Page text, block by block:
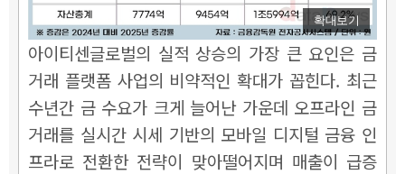
확대보기
아이티센글로벌의 실적 상승의 가장 큰 요인은 금
거래 플랫폼 사업의 비약적인 확대가 꼽힌다. 최근
수년간 금 수요가 크게 늘어난 가운데 오프라인 금
거래를 실시간 시세 기반의 모바일 디지털 금융 인
프라로 전환한 전략이 맞아떨어지며 매출이 급증